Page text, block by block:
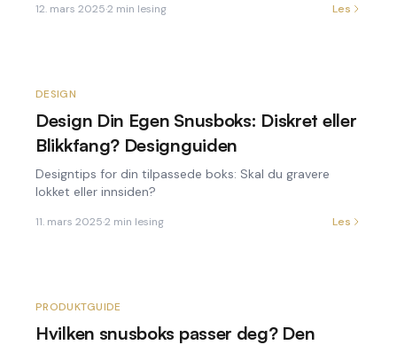
12. mars 2025·2 min lesing Les
DESIGN
Design Din Egen Snusboks: Diskret eller
Blikkfang? Designguiden
Designtips for din tilpassede boks: Skal du gravere
lokket eller innsiden?
11. mars 2025·2 min lesing Les
PRODUKTGUIDE
Hvilken snusboks passer deg? Den